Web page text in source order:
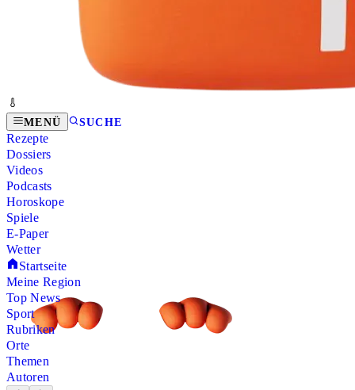
MENÜ SUCHE
Rezepte
Dossiers
Videos
Podcasts
Horoskope
Spiele
E-Paper
Wetter
Startseite
Meine Region
Top News
Sport
Rubriken
Orte
Themen
Autoren